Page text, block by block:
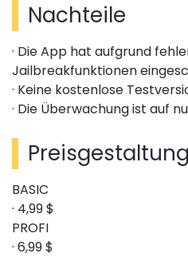
Nachteile
· Die App hat aufgrund
Jailbreakfunktionen
· Keine kostenlose
· Die Überwachung ist auf
Preisgestaltung
BASIC
· 4,99 $
PROFI
· 6,99 $